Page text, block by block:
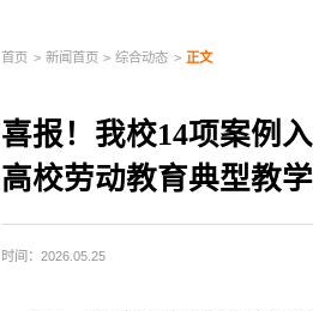
首页 > 新闻首页 > 综合动态 > 正文
喜报！我校14项案例
高校劳动教育典型教
时间：2026.05.25